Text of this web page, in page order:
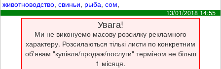
животноводство,свиньи, рыба,сом,
13/01/2018 14:55
Увага!
Ми не виконуемо масову розсилку рекламного
характеру. Розсилаються тількі листи по конкретним
об'явам "купівля/продаж/послуги" терміном не більш
1 місяця.